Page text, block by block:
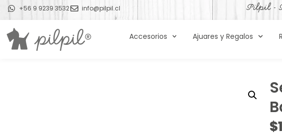
+56 9 9239 3532 info@pilpil.cl Pilpil -
Accesorios Ajuares y Regalos
$